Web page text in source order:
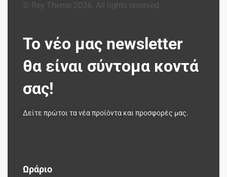
© Rey Theme 2026. All rights reserved.
Το νέο μας newsletter
θα είναι σύντομα κοντά
σας!
Δείτε πρώτοι τα νέα προϊόντα και προσφορές μας.
Ωράριο